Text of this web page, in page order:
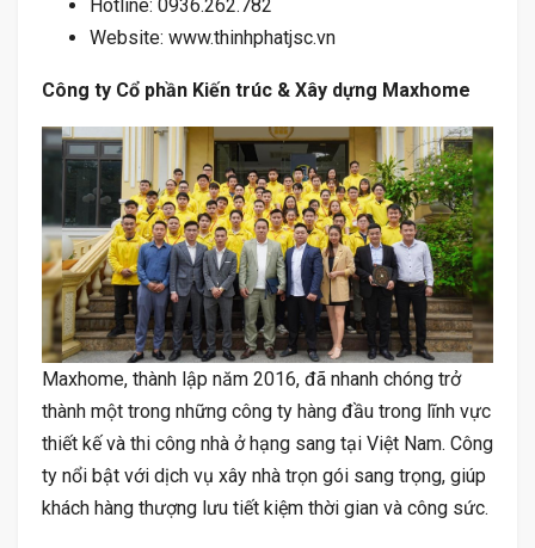
Hotline: 0936.262.782
Website: www.thinhphatjsc.vn
Công ty Cổ phần Kiến trúc & Xây dựng Maxhome
Maxhome, thành lập năm 2016, đã nhanh chóng trở
thành một trong những công ty hàng đầu trong lĩnh vực
thiết kế và thi công nhà ở hạng sang tại Việt Nam. Công
ty nổi bật với dịch vụ xây nhà trọn gói sang trọng, giúp
khách hàng thượng lưu tiết kiệm thời gian và công sức.